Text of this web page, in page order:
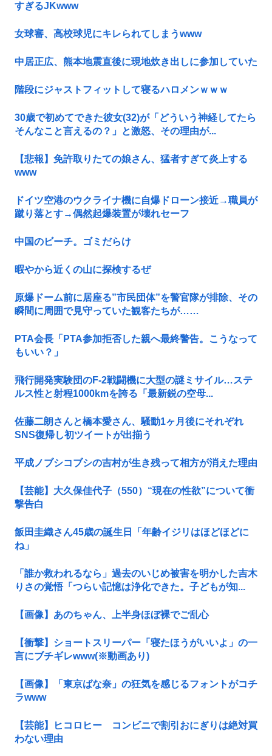
すぎるJKwww
女球審、高校球児にキレられてしまうwww
中居正広、熊本地震直後に現地炊き出しに参加していた
階段にジャストフィットして寝るハロメンｗｗｗ
30歳で初めてできた彼女(32)が「どういう神経してたら
そんなこと言えるの？」と激怒、その理由が...
【悲報】免許取りたての娘さん、猛者すぎて炎上する
www
ドイツ空港のウクライナ機に自爆ドローン接近→職員が
蹴り落とす→偶然起爆装置が壊れセーフ
中国のビーチ。ゴミだらけ
暇やから近くの山に探検するぜ
原爆ドーム前に居座る”市民団体”を警官隊が排除、その
瞬間に周囲で見守っていた観客たちが……
PTA会長「PTA参加拒否した親へ最終警告。こうなって
もいい？」
飛行開発実験団のF-2戦闘機に大型の謎ミサイル…ステ
ルス性と射程1000kmを誇る「最新鋭の空母...
佐藤二朗さんと橋本愛さん、騒動1ヶ月後にそれぞれ
SNS復帰し初ツイートが出揃う
平成ノブシコブシの吉村が生き残って相方が消えた理由
【芸能】大久保佳代子（550）“現在の性欲”について衝
撃告白
飯田圭織さん45歳の誕生日「年齢イジリはほどほどに
ね」
「誰か救われるなら」過去のいじめ被害を明かした吉木
りさの覚悟「つらい記憶は浄化できた。子どもが知...
【画像】あのちゃん、上半身ほぼ裸でご乱心
【衝撃】ショートスリーパー「寝たほうがいいよ」の一
言にブチギレwww(※動画あり)
【画像】「東京ばな奈」の狂気を感じるフォントがコチ
ラwww
【芸能】ヒコロヒー コンビニで割引おにぎりは絶対買
わない理由